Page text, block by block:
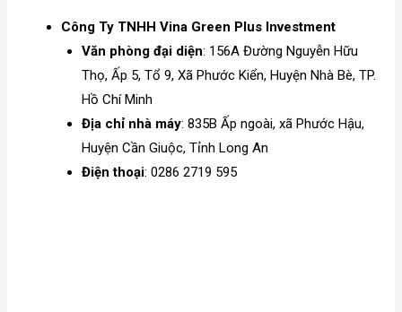
Công Ty TNHH Vina Green Plus Investment
Văn phòng đại diện: 156A Đường Nguyễn Hữu
Thọ, Ấp 5, Tổ 9, Xã Phước Kiển, Huyện Nhà Bè, TP.
Hồ Chí Minh
Địa chỉ nhà máy: 835B Ấp ngoài, xã Phước Hậu,
Huyện Cần Giuộc, Tỉnh Long An
Điện thoại: 0286 2719 595